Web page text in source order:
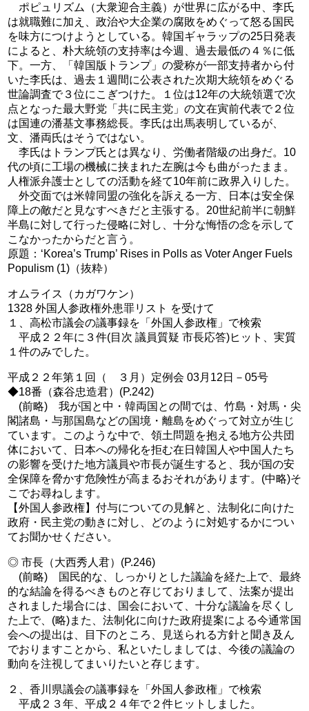
ポピュリズム（大衆迎合主義）が世界に広がる中、李氏
は就職難に加え、政治や大企業の腐敗をめぐって怒る国民
を味方につけようとしている。韓国ギャラップの25日発表
によると、朴大統領の支持率は今週、過去最低の４％に低
下。一方、「韓国版トランプ」の愛称が一部支持者から付
いた李氏は、過去１週間に公表された次期大統領をめぐる
世論調査で３位にこぎつけた。１位は12年の大統領選で次
点となった最大野党「共に民主党」の文在寅前代表で２位
は国連の潘基文事務総長。李氏は出馬表明しているが、
文、潘両氏はそうではない。
李氏はトランプ氏とは異なり、労働者階級の出身だ。10
代の頃に工場の機械に挟まれた左腕は今も曲がったまま。
人権派弁護士としての活動を経て10年前に政界入りした。
外交面では米韓同盟の強化を訴える一方、日本は安全保
障上の敵だと見なすべきだと主張する。20世紀前半に朝鮮
半島に対して行った侵略に対し、十分な悔悟の念を示して
こなかったからだと言う。
原題：‘Korea’s Trump’ Rises in Polls as Voter Anger Fuels
Populism (1)（抜粋）
オムライス（カガワケン）
1328 外国人参政権外患罪リスト を受けて
１、高松市議会の議事録を「外国人参政権」で検索
平成２２年に３件(目次 議員質疑 市長応答)ヒット、実質
１件のみでした。
平成２２年第１回（ ３月）定例会 03月12日－05号
◆18番（森谷忠造君）(P.242)
(前略) 我が国と中・韓両国との間では、竹島・対馬・尖
閣諸島・与那国島などの国境・離島をめぐって対立が生じ
ています。このような中で、領土問題を抱える地方公共団
体において、日本への帰化を拒む在日韓国人や中国人たち
の影響を受けた地方議員や市長が誕生すると、我が国の安
全保障を脅かす危険性が高まるおそれがあります。(中略)そ
こでお尋ねします。
【外国人参政権】付与についての見解と、法制化に向けた
政府・民主党の動きに対し、どのように対処するかについ
てお聞かせください。
◎ 市長（大西秀人君）(P.246)
(前略) 国民的な、しっかりとした議論を経た上で、最終
的な結論を得るべきものと存じておりまして、法案が提出
されました場合には、国会において、十分な議論を尽くし
た上で、(略)また、法制化に向けた政府提案による今通常国
会への提出は、目下のところ、見送られる方針と聞き及ん
でおりますことから、私といたしましては、今後の議論の
動向を注視してまいりたいと存じます。
２、香川県議会の議事録を「外国人参政権」で検索
平成２３年、平成２４年で２件ヒットしました。